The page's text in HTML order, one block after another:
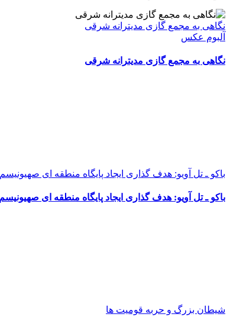
نگاهی به مجمع گازی مدیترانه شرقی
آلبوم عکس
نگاهی به مجمع گازی مدیترانه شرقی
باکو ـ تل آویو: هدف گذاری ایجاد پایگاه منطقه ای صهیونیسم
باکو ـ تل آویو: هدف گذاری ایجاد پایگاه منطقه ای صهیونیسم
شیطان بزرگ و حربه قومیت ها